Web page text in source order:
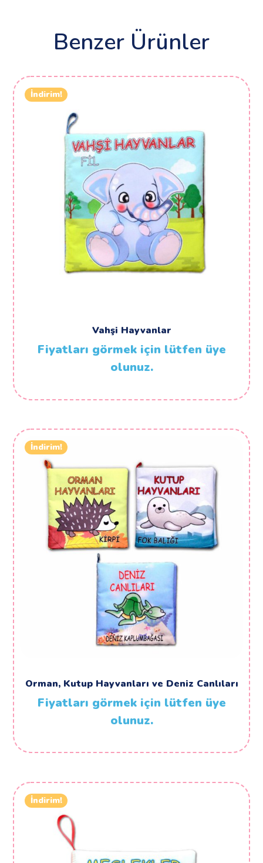
Benzer Ürünler
İndirim!
Vahşi Hayvanlar
Fiyatları görmek için lütfen üye
olunuz.
İndirim!
Orman, Kutup Hayvanları ve Deniz Canlıları
Fiyatları görmek için lütfen üye
olunuz.
İndirim!